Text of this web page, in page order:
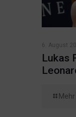
6. August
Lukas